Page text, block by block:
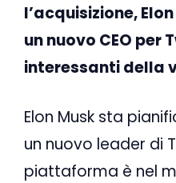
l’acquisizione,
un nuovo CEO
interessanti della
Elon Musk sta
un nuovo leader di
piattaforma è nel